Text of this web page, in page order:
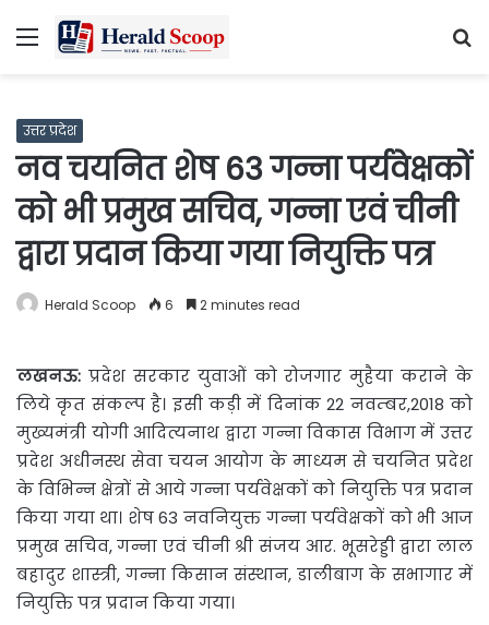
Menu
उत्तर प्रदेश
नव चयनित शेष 63 गन्ना पर्यवेक्षकों
को भी प्रमुख सचिव, गन्ना एवं चीनी
द्वारा प्रदान किया गया नियुक्ति पत्र
Herald Scoop 6 2 minutes read
लखनऊ: प्रदेश सरकार युवाओं को रोजगार मुहैया कराने के
लिये कृत संकल्प है। इसी कड़ी में दिनांक 22 नवम्बर,2018 को
मुख्यमंत्री योगी आदित्यनाथ द्वारा गन्ना विकास विभाग में उत्तर
प्रदेश अधीनस्थ सेवा चयन आयोग के माध्यम से चयनित प्रदेश
के विभिन्न क्षेत्रों से आये गन्ना पर्यवेक्षकों को नियुक्ति पत्र प्रदान
किया गया था। शेष 63 नवनियुक्त गन्ना पर्यवेक्षकों को भी आज
प्रमुख सचिव, गन्ना एवं चीनी श्री संजय आर. भूसरेड्डी द्वारा लाल
बहादुर शास्त्री, गन्ना किसान संस्थान, डालीबाग के सभागार में
नियुक्ति पत्र प्रदान किया गया।